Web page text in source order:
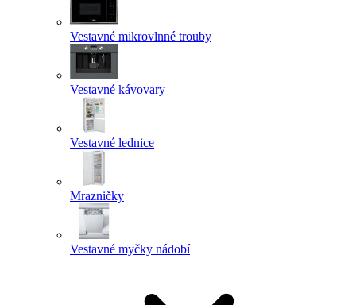
Vestavné mikrovlnné trouby
Vestavné kávovary
Vestavné lednice
Mrazničky
Vestavné myčky nádobí